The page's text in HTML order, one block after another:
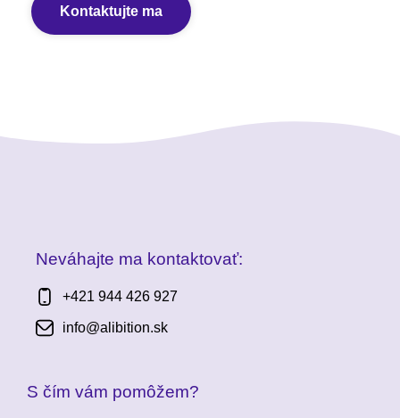
Kontaktujte ma
Neváhajte ma kontaktovať:
+421 944 426 927
info@alibition.sk
S čím vám pomôžem?